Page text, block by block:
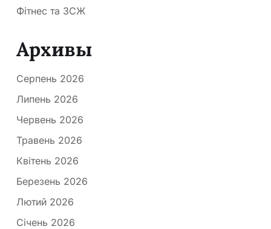
Фітнес та ЗСЖ
Архивы
Серпень 2026
Липень 2026
Червень 2026
Травень 2026
Квітень 2026
Березень 2026
Лютий 2026
Січень 2026